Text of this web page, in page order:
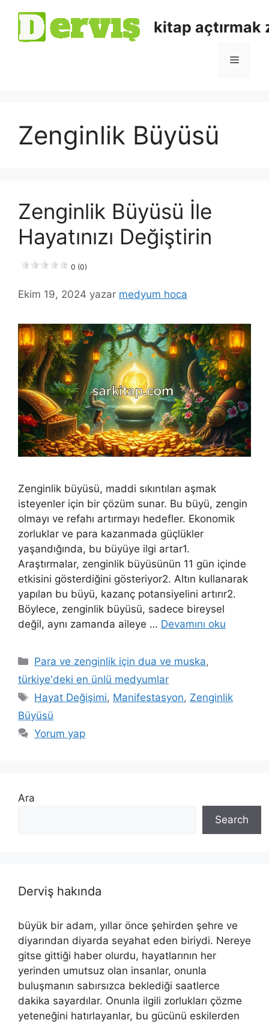
kitap açtırmak
Zenginlik Büyüsü
Zenginlik Büyüsü İle
Hayatınızı Değiştirin
0 (0)
Ekim 19, 2024 yazar medyum hoca
Zenginlik büyüsü, maddi sıkıntıları aşmak
isteyenler için bir çözüm sunar. Bu büyü, zengin
olmayı ve refahı artırmayı hedefler. Ekonomik
zorluklar ve para kazanmada güçlükler
yaşandığında, bu büyüye ilgi artar1.
Araştırmalar, zenginlik büyüsünün 11 gün içinde
etkisini gösterdiğini gösteriyor2. Altın kullanarak
yapılan bu büyü, kazanç potansiyelini artırır2.
Böylece, zenginlik büyüsü, sadece bireysel
değil, aynı zamanda aileye … Devamını oku
Para ve zenginlik için dua ve muska,
türkiye'deki en ünlü medyumlar
Hayat Değişimi, Manifestasyon, Zenginlik
Büyüsü
Yorum yap
Ara
Search
Derviş hakında
büyük bir adam, yıllar önce şehirden şehre ve
diyarından diyarda seyahat eden biriydi. Nereye
gitse gittiği haber olurdu, hayatlarının her
yerinden umutsuz olan insanlar, onunla
buluşmanın sabırsızca beklediği saatlerce
dakika sayardılar. Onunla ilgili zorlukları çözme
yeteneğini hatırlayanlar, bu gücünü eskilerden